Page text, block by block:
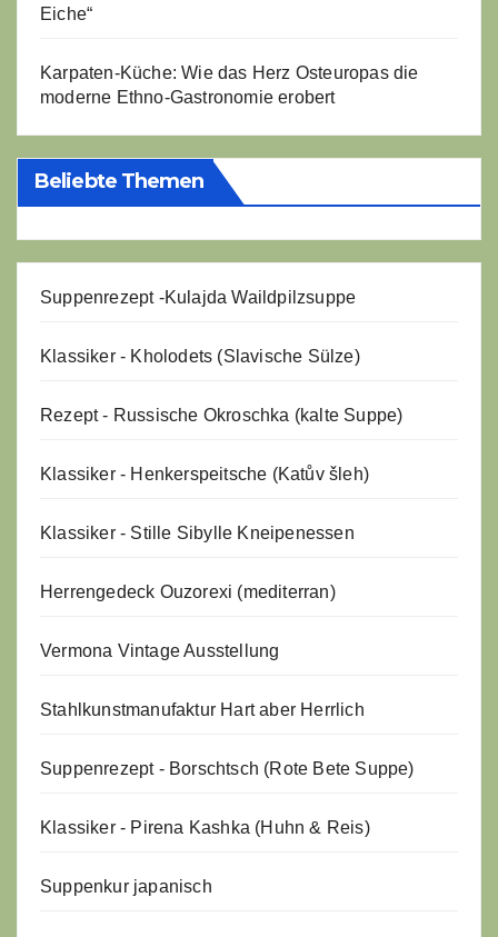
Eiche“
Karpaten-Küche: Wie das Herz Osteuropas die
moderne Ethno-Gastronomie erobert
Beliebte Themen
Suppenrezept -Kulajda Waildpilzsuppe
Klassiker - Kholodets (Slavische Sülze)
Rezept - Russische Okroschka (kalte Suppe)
Klassiker - Henkerspeitsche (Katův šleh)
Klassiker - Stille Sibylle Kneipenessen
Herrengedeck Ouzorexi (mediterran)
Vermona Vintage Ausstellung
Stahlkunstmanufaktur Hart aber Herrlich
Suppenrezept - Borschtsch (Rote Bete Suppe)
Klassiker - Pirena Kashka (Huhn & Reis)
Suppenkur japanisch